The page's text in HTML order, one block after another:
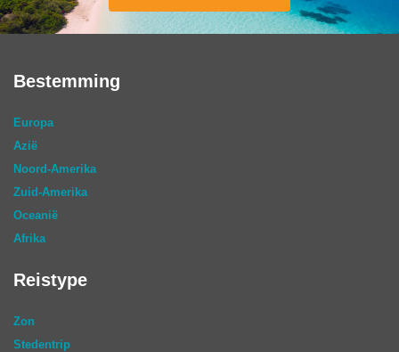
Bestemming
Europa
Azië
Noord-Amerika
Zuid-Amerika
Oceanië
Afrika
Reistype
Zon
Stedentrip